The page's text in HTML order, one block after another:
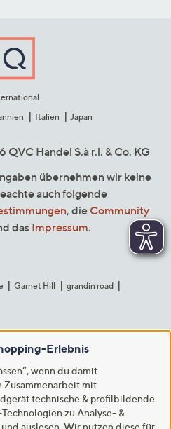
Italien Japan
Handel S.à r.l. & Co. KG
übernehmen wir keine
auch folgende
, die Community
das Impressum.
Garnet Hill
grandin road
Erlebnis
wenn du damit
Zusammenarbeit mit
technische & profilbildende
zu Analyse- &
auslesen. Wir nutzen diese für